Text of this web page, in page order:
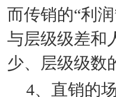
而传销的“利
与层级级差和
少、层级级数
4、直销的